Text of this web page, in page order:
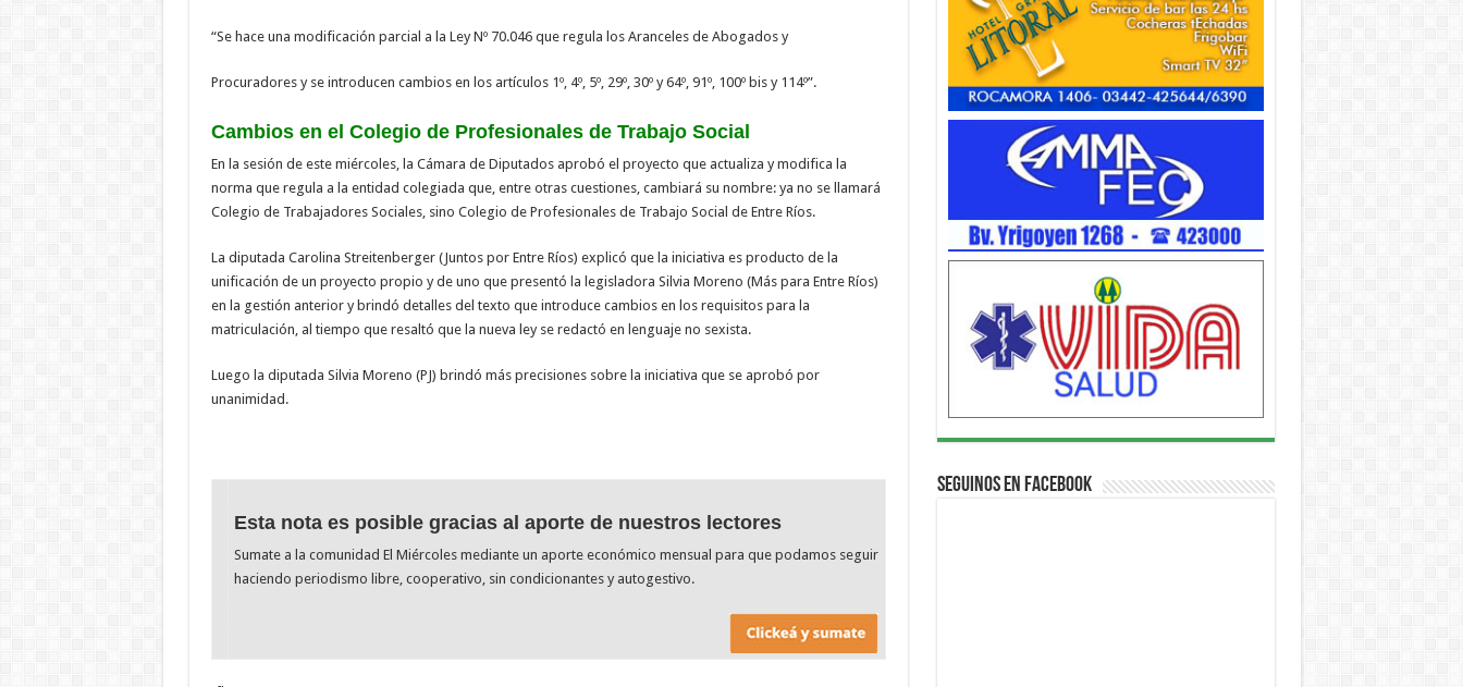
“Se hace una modificación parcial a la Ley Nº 70.046 que regula los Aranceles de Abogados y
Procuradores y se introducen cambios en los artículos 1º, 4º, 5º, 29º, 30º y 64º, 91º, 100º bis y 114º”.
Cambios en el Colegio de Profesionales de Trabajo Social
En la sesión de este miércoles, la Cámara de Diputados aprobó el proyecto que actualiza y modifica la
norma que regula a la entidad colegiada que, entre otras cuestiones, cambiará su nombre: ya no se llamará
Colegio de Trabajadores Sociales, sino Colegio de Profesionales de Trabajo Social de Entre Ríos.
La diputada Carolina Streitenberger (Juntos por Entre Ríos) explicó que la iniciativa es producto de la
unificación de un proyecto propio y de uno que presentó la legisladora Silvia Moreno (Más para Entre Ríos)
en la gestión anterior y brindó detalles del texto que introduce cambios en los requisitos para la
matriculación, al tiempo que resaltó que la nueva ley se redactó en lenguaje no sexista.
Luego la diputada Silvia Moreno (PJ) brindó más precisiones sobre la iniciativa que se aprobó por
unanimidad.
Esta nota es posible gracias al aporte de nuestros lectores
Sumate a la comunidad El Miércoles mediante un aporte económico mensual para que podamos seguir
haciendo periodismo libre, cooperativo, sin condicionantes y autogestivo.
Seguinos en Facebook